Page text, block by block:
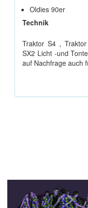
Oldies 90er
Technik
Traktor S4 ,
SX2 Licht -und
auf Nachfrage auch